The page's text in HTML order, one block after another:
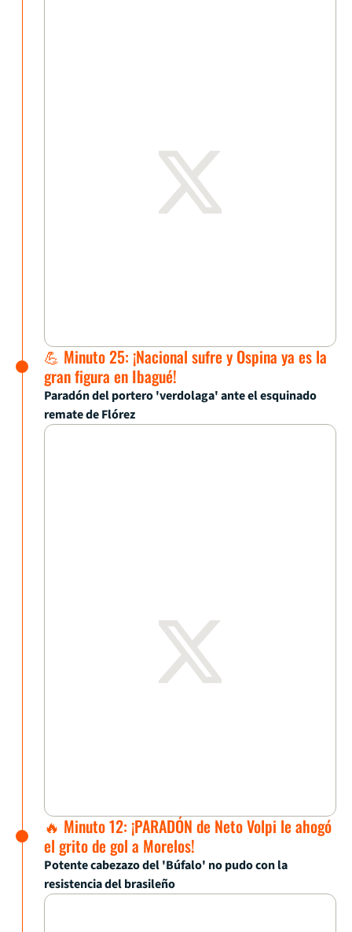
💪 Minuto 25: ¡Nacional sufre y Ospina ya es la
gran figura en Ibagué!
Paradón del portero 'verdolaga' ante el esquinado
remate de Flórez
🔥 Minuto 12: ¡PARADÓN de Neto Volpi le ahogó
el grito de gol a Morelos!
Potente cabezazo del 'Búfalo' no pudo con la
resistencia del brasileño